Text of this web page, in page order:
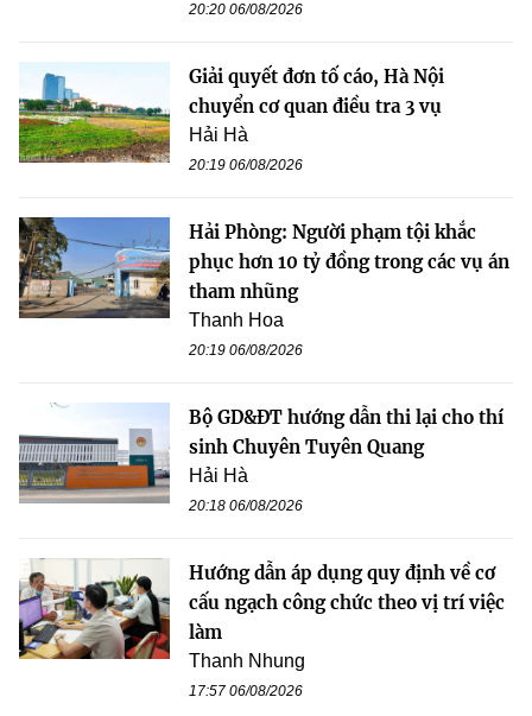
20:20 06/08/2026
Giải quyết đơn tố cáo, Hà Nội
chuyển cơ quan điều tra 3 vụ
Hải Hà
20:19 06/08/2026
Hải Phòng: Người phạm tội khắc
phục hơn 10 tỷ đồng trong các vụ án
tham nhũng
Thanh Hoa
20:19 06/08/2026
Bộ GD&ĐT hướng dẫn thi lại cho thí
sinh Chuyên Tuyên Quang
Hải Hà
20:18 06/08/2026
Hướng dẫn áp dụng quy định về cơ
cấu ngạch công chức theo vị trí việc
làm
Thanh Nhung
17:57 06/08/2026